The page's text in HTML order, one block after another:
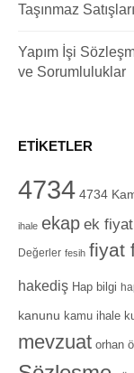
Taşınmaz
Yapım İşi
ve Sorumluluklar
ETIKETLER
4734 4734
ihale ekap ek fiyat
Değerler fesih fiyat
hakediş Hap bilgi
kanunu kamu ihale
mevzuat orhan